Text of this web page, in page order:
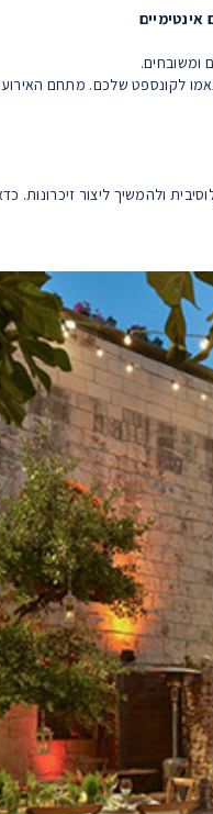
ומשובחים.
לקונספט שלכם. מתחם
ולהמשיך ליצור